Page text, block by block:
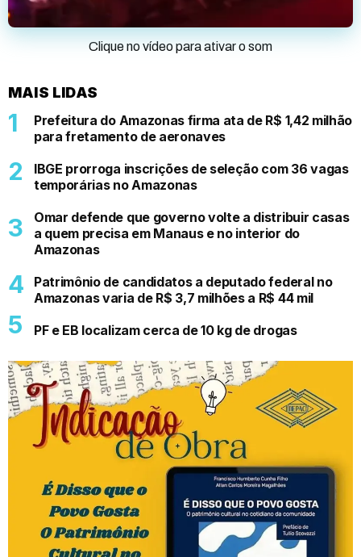
Clique no vídeo para ativar o som
MAIS LIDAS
Prefeitura do Amazonas firma ata de R$ 1,42 milhão
para fretamento de aeronaves
IBGE prorroga inscrições de seleção com 36 vagas
temporárias no Amazonas
Omar defende que governo volte a distribuir casas
a quem precisa em Manaus e no interior do
Amazonas
Patrimônio de candidatos a deputado federal no
Amazonas varia de R$ 3,7 milhões a R$ 44 mil
PF e EB localizam cerca de 10 kg de drogas